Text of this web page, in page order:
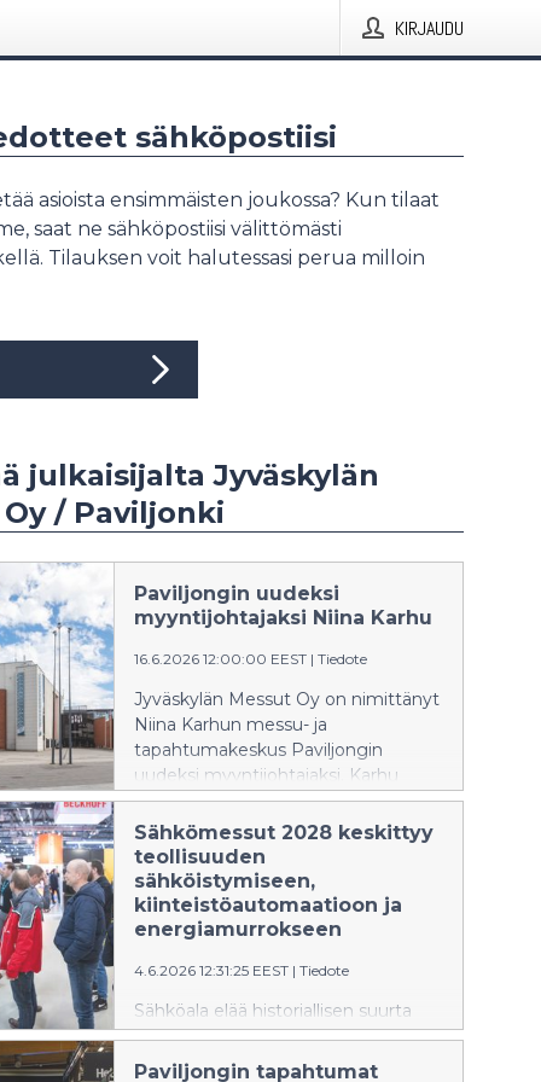
KIRJAUDU
sähköpostiisi
asioista ensimmäisten joukossa? Kun tilaat
saat ne sähköpostiisi välittömästi
Tilauksen voit halutessasi perua milloin
julkaisijalta Jyväskylän
/ Paviljonki
Paviljongin uudeksi
myyntijohtajaksi Niina Karhu
16.6.2026 12:00:00 EEST | Tiedote
Jyväskylän Messut Oy on nimittänyt
Niina Karhun messu- ja
tapahtumakeskus Paviljongin
uudeksi myyntijohtajaksi. Karhu
aloittaa tehtävässään elokuussa
2026.
Sähkömessut 2028 keskittyy
teollisuuden
sähköistymiseen,
kiinteistöautomaatioon ja
energiamurrokseen
4.6.2026 12:31:25 EEST | Tiedote
Sähköala elää historiallisen suurta
muutosta, kun teollisuus sähköistyy,
kiinteistöt muuttuvat älykkäiksi ja
Paviljongin tapahtumat